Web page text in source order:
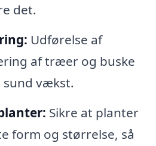
det.
Udførelse af
af træer og buske
vækst.
Sikre at planter
form og størrelse, så